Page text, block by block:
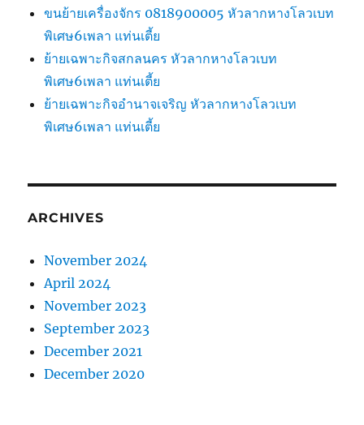
ขนย้ายเครื่องจักร 0818900005 หัวลากหางโลวเบท
พิเศษ6เพลา แท่นเตี้ย
ย้ายเฉพาะกิจสกลนคร หัวลากหางโลวเบท
พิเศษ6เพลา แท่นเตี้ย
ย้ายเฉพาะกิจอำนาจเจริญ หัวลากหางโลวเบท
พิเศษ6เพลา แท่นเตี้ย
ARCHIVES
November 2024
April 2024
November 2023
September 2023
December 2021
December 2020